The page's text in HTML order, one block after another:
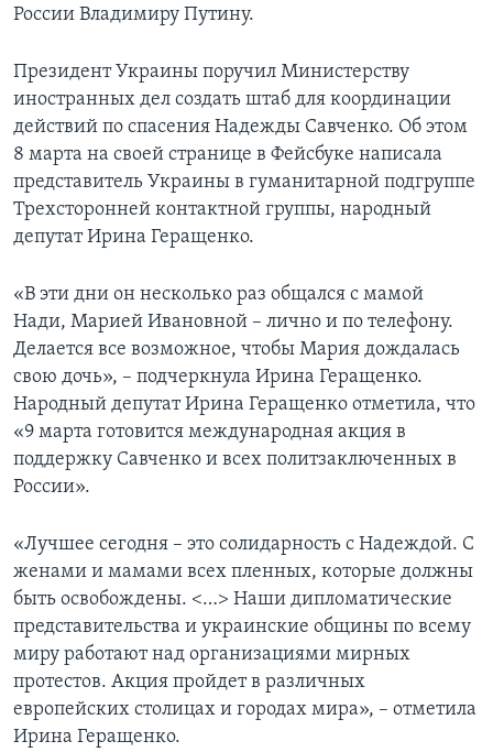
России Владимиру Путину.
Президент Украины поручил Министерству
иностранных дел создать штаб для координации
действий по спасения Надежды Савченко. Об этом
8 марта на своей странице в Фейсбуке написала
представитель Украины в гуманитарной подгруппе
Трехсторонней контактной группы, народный
депутат Ирина Геращенко.
«В эти дни он несколько раз общался с мамой
Нади, Марией Ивановной – лично и по телефону.
Делается все возможное, чтобы Мария дождалась
свою дочь», – подчеркнула Ирина Геращенко.
Народный депутат Ирина Геращенко отметила, что
«9 марта готовится международная акция в
поддержку Савченко и всех политзаключенных в
России».
«Лучшее сегодня – это солидарность с Надеждой. С
женами и мамами всех пленных, которые должны
быть освобождены. <…> Наши дипломатические
представительства и украинские общины по всему
миру работают над организациями мирных
протестов. Акция пройдет в различных
европейских столицах и городах мира», – отметила
Ирина Геращенко.